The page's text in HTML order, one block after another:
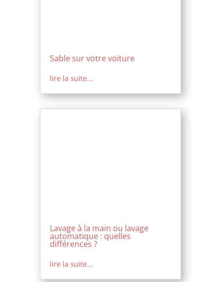
Sable sur votre voiture
lire la suite...
Lavage à la main ou lavage
automatique : quelles
différences ?
lire la suite...